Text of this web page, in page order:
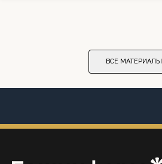
ВСЕ МАТЕРИАЛЫ